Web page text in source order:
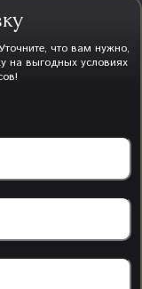
что вам нужно,
на выгодных условиях